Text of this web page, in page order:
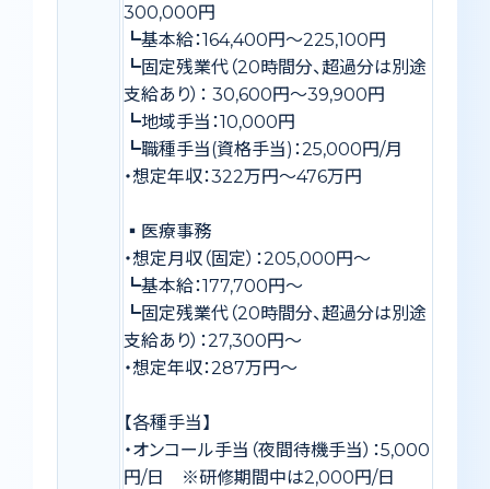
300,000円
┗基本給：164,400円～225,100円
┗固定残業代（20時間分、超過分は別途
支給あり）： 30,600円～39,900円
┗地域手当：10,000円
┗職種手当(資格手当)：25,000円/月
・想定年収：322万円〜476万円
▪️医療事務
・想定月収（固定）：205,000円〜
┗基本給：177,700円〜
┗固定残業代（20時間分、超過分は別途
支給あり）：27,300円〜
・想定年収：287万円〜
【各種手当】
・オンコール手当（夜間待機手当）：5,000
円/日 ※研修期間中は2,000円/日